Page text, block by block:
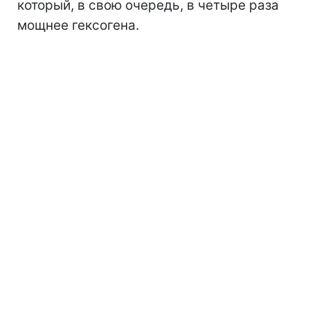
который, в свою очередь, в четыре раза
мощнее гексогена.